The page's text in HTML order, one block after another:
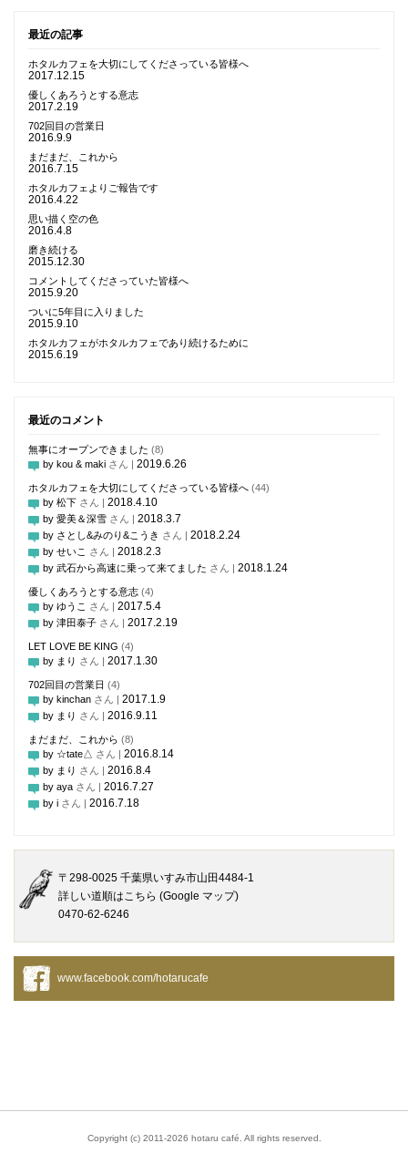
最近の記事
ホタルカフェを大切にしてくださっている皆様へ
2017.12.15
優しくあろうとする意志
2017.2.19
702回目の営業日
2016.9.9
まだまだ、これから
2016.7.15
ホタルカフェよりご報告です
2016.4.22
思い描く空の色
2016.4.8
磨き続ける
2015.12.30
コメントしてくださっていた皆様へ
2015.9.20
ついに5年目に入りました
2015.9.10
ホタルカフェがホタルカフェであり続けるために
2015.6.19
最近のコメント
無事にオープンできました (8)
by kou & maki さん | 2019.6.26
ホタルカフェを大切にしてくださっている皆様へ (44)
by 松下 さん | 2018.4.10
by 愛美＆深雪 さん | 2018.3.7
by さとし&みのり&こうき さん | 2018.2.24
by せいこ さん | 2018.2.3
by 武石から高速に乗って来てました さん | 2018.1.24
優しくあろうとする意志 (4)
by ゆうこ さん | 2017.5.4
by 津田泰子 さん | 2017.2.19
LET LOVE BE KING (4)
by まり さん | 2017.1.30
702回目の営業日 (4)
by kinchan さん | 2017.1.9
by まり さん | 2016.9.11
まだまだ、これから (8)
by ☆tate△ さん | 2016.8.14
by まり さん | 2016.8.4
by aya さん | 2016.7.27
by i さん | 2016.7.18
〒298-0025 千葉県いすみ市山田4484-1
詳しい道順はこちら (Google マップ)
0470-62-6246
www.facebook.com/hotarucafe
Copyright (c) 2011-2026 hotaru café. All rights reserved.